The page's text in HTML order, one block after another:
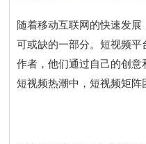
随着移动互联网的快速发
可或缺的一部分。短视频平
作者，他们通过自己的创
短视频热潮中，短视频矩阵